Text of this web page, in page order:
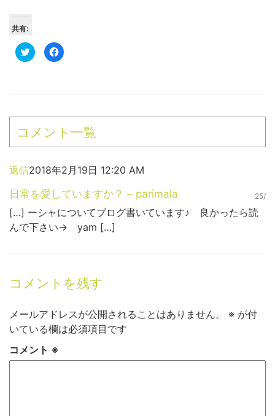
共有:
ク
リ
有
し
い
ウ
ド
ウ
開
き
す)
Facebook
で
リ
ク
し
て
さ
い
し
い
ィ
ン
ド
ウ
コメント一覧
返信2018年2月19日 12:20 AM
日常を愛していますか？ – parimala
25/
[…] ーシャについてブログ書いています♪ 良かったら読
んで下さい→ yam […]
コメントを残す
メールアドレスが公開されることはありません。 ※ が付
いている欄は必須項目です
コメント ※